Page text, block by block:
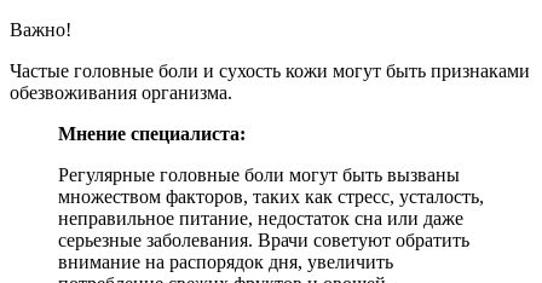
Важно!
Частые головные боли и сухость кожи могут быть признаками
обезвоживания организма.
Мнение специалиста:
Регулярные головные боли могут быть вызваны
множеством факторов, таких как стресс, усталость,
неправильное питание, недостаток сна или даже
серьезные заболевания. Врачи советуют обратить
внимание на распорядок дня, увеличить